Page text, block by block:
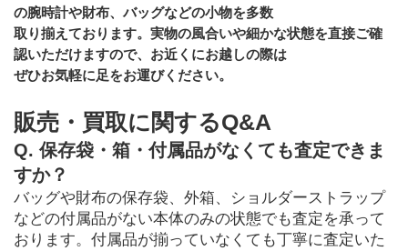
の腕時計や財布、バッグなどの小物を多数
取り揃えております。実物の風合いや細かな状態を直接ご確
認いただけますので、お近くにお越しの際は
﻿ぜひお気軽に足をお運びください。
販売・買取に関するQ&A
Q. 保存袋・箱・付属品がなくても査定できま
すか？
バッグや財布の保存袋、外箱、ショルダーストラップ
などの付属品がない本体のみの状態でも査定を承って
おります。付属品が揃っていなくても丁寧に査定いた